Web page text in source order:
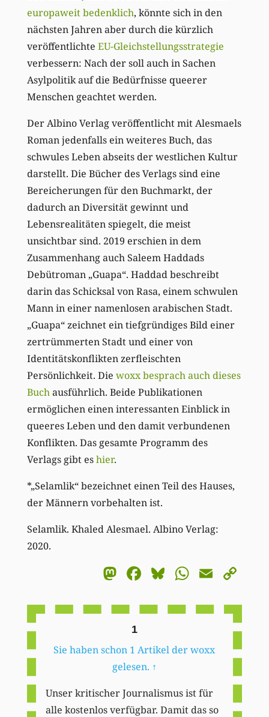
europaweit bedenklich, könnte sich in den
nächsten Jahren aber durch die kürzlich
veröffentlichte EU-Gleichstellungsstrategie
verbessern: Nach der soll auch in Sachen
Asylpolitik auf die Bedürfnisse queerer
Menschen geachtet werden.
Der Albino Verlag veröffentlicht mit Alesmaels
Roman jedenfalls ein weiteres Buch, das
schwules Leben abseits der westlichen Kultur
darstellt. Die Bücher des Verlags sind eine
Bereicherungen für den Buchmarkt, der
dadurch an Diversität gewinnt und
Lebensrealitäten spiegelt, die meist
unsichtbar sind. 2019 erschien in dem
Zusammenhang auch Saleem Haddads
Debütroman „Guapa“. Haddad beschreibt
darin das Schicksal von Rasa, einem schwulen
Mann in einer namenlosen arabischen Stadt.
„Guapa“ zeichnet ein tiefgründiges Bild einer
zertrümmerten Stadt und einer von
Identitätskonflikten zerfleischten
Persönlichkeit. Die woxx besprachauch dieses
Buchausführlich. Beide Publikationen
ermöglichen einen interessanten Einblick in
queeres Leben und den damit verbundenen
Konflikten. Das gesamte Programm des
Verlags gibt eshier.
*„Selamlik“ bezeichnet einen Teil des Hauses,
der Männern vorbehalten ist.
Selamlik. Khaled Alesmael. Albino Verlag:
2020.
Mastodon
Facebook
BlueskyEmail
1
Sie haben schon 1 Artikel der woxx
gelesen. ↑
Unser kritischer Journalismus ist für
alle kostenlos verfügbar. Damit das so